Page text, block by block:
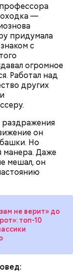
—
придумала
с
огромное
Работал над
других
раздражения
он
Но
манера. Даже
мешал, он
не верит» до
топ-10
который
— это
важно
сильно
с
—
назвал
которые
из организма
защищает от
кресс-салат